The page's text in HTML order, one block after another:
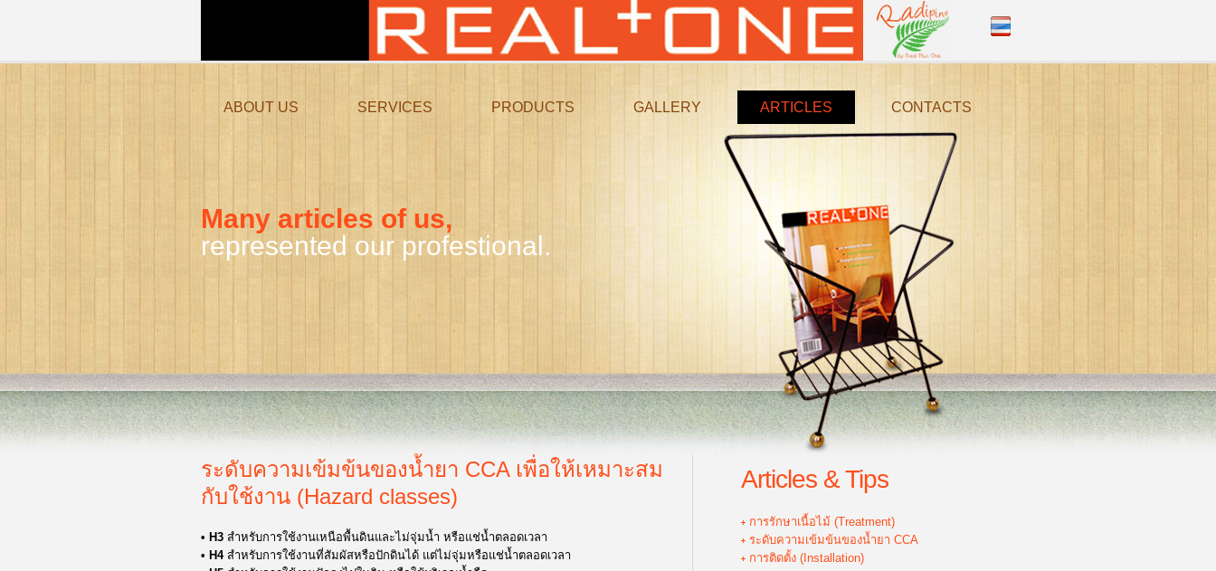
ABOUT US SERVICES PRODUCTS GALLERY ARTICLES CONTACTS
Many articles of us,
represented our profestional.
ระดับความเข้มข้นของน้ำยา CCA เพื่อให้เหมาะสม
กับใช้งาน (Hazard classes)
• H3 สำหรับการใช้งานเหนือพื้นดินและไม่จุ่มน้ำ หรือแช่น้ำตลอดเวลา
• H4สำหรับการใช้งานที่สัมผัสหรือปักดินได้ แต่ไม่จุ่มหรือแช่น้ำตลอดเวลา
Articles & Tips
การรักษาเนื้อไม้ (Treatment)
ระดับความเข้มข้นของน้ำยา CCA
การติดตั้ง (Installation)